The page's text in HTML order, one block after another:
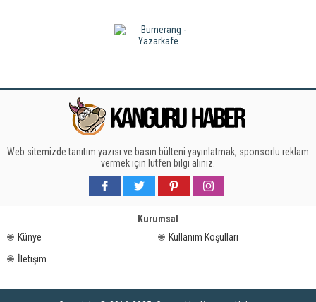
Web sitemizde tanıtım yazısı ve basın bülteni yayınlatmak, sponsorlu reklam
vermek için lütfen bilgi alınız.
Kurumsal
Künye
Kullanım Koşulları
İletişim